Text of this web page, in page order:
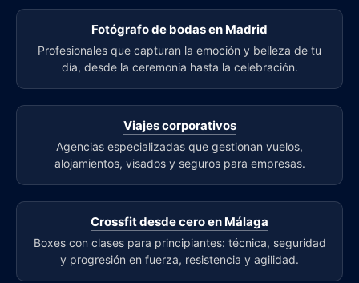
Fotógrafo de bodas en Madrid
Profesionales que capturan la emoción y belleza de tu
día, desde la ceremonia hasta la celebración.
Viajes corporativos
Agencias especializadas que gestionan vuelos,
alojamientos, visados y seguros para empresas.
Crossfit desde cero en Málaga
Boxes con clases para principiantes: técnica, seguridad
y progresión en fuerza, resistencia y agilidad.